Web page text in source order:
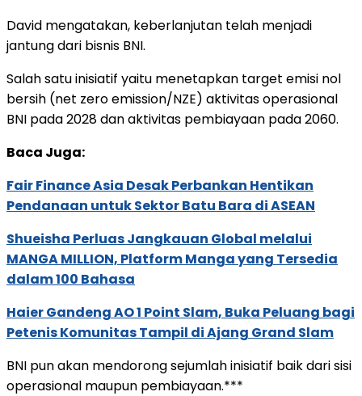
David mengatakan, keberlanjutan telah menjadi
jantung dari bisnis BNI.
Salah satu inisiatif yaitu menetapkan target emisi nol
bersih (net zero emission/NZE) aktivitas operasional
BNI pada 2028 dan aktivitas pembiayaan pada 2060.
Baca Juga:
Fair Finance Asia Desak Perbankan Hentikan
Pendanaan untuk Sektor Batu Bara di ASEAN
Shueisha Perluas Jangkauan Global melalui
MANGA MILLION, Platform Manga yang Tersedia
dalam 100 Bahasa
Haier Gandeng AO 1 Point Slam, Buka Peluang bagi
Petenis Komunitas Tampil di Ajang Grand Slam
BNI pun akan mendorong sejumlah inisiatif baik dari sisi
operasional maupun pembiayaan.***